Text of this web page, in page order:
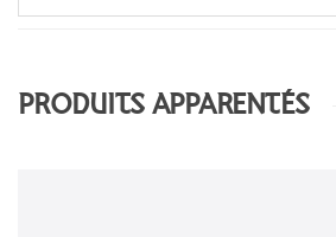
PRODUITS APPARENTÉS